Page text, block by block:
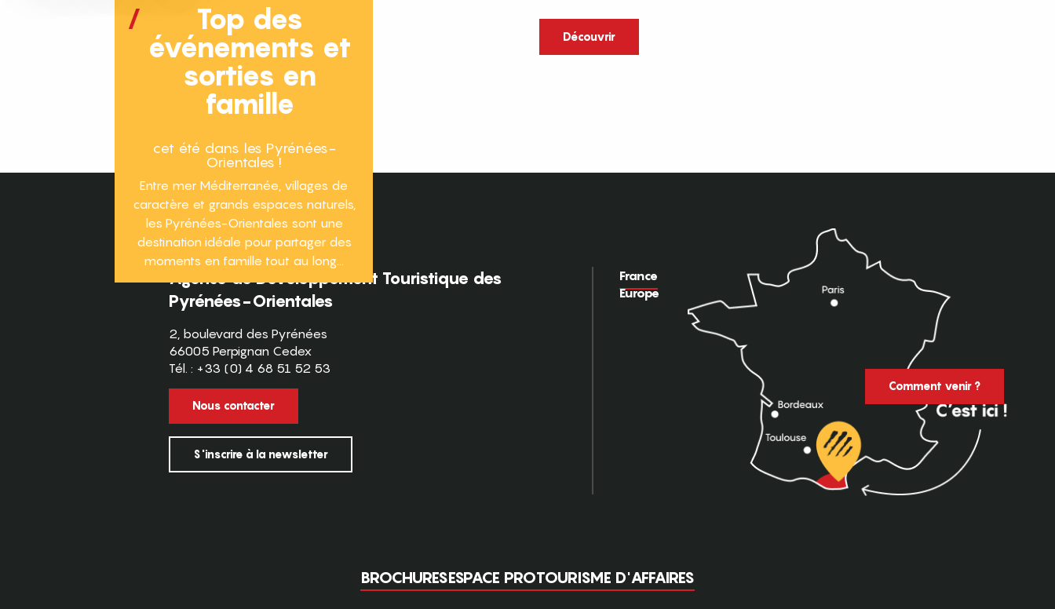
Découvrir
Top des
événements et
sorties en
famille
cet été dans les Pyrénées-
Orientales !
Entre mer Méditerranée, villages de
caractère et grands espaces naturels,
les Pyrénées-Orientales sont une
destination idéale pour partager des
moments en famille tout au long...
Agence de Développement Touristique des
Pyrénées-Orientales
2, boulevard des Pyrénées
66005 Perpignan Cedex
Tél. : +33 (0) 4 68 51 52 53
Nous contacter
S'inscrire à la newsletter
France
Europe
Comment venir ?
BROCHURESESPACE PROTOURISME D'AFFAIRES